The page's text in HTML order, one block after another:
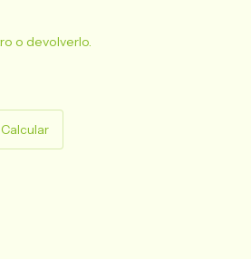
o devolverlo.
Calcular